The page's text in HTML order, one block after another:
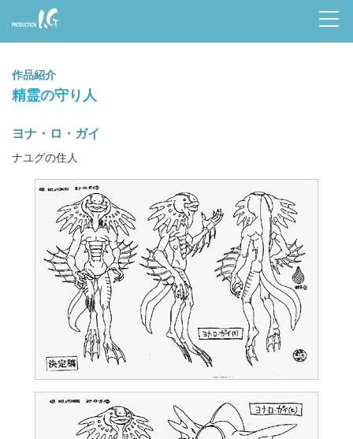
Prod
uctio
n I.G
作品紹介
精霊の守り人
ヨナ・ロ・ガイ
ナユグの住人